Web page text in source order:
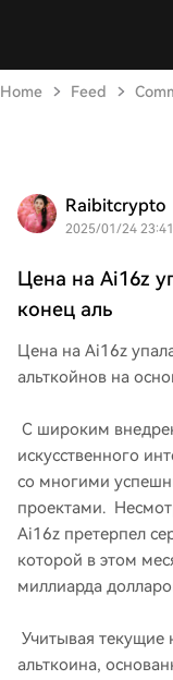
Home Feed
Raibitcrypto
2025/01/24 23:41
Цена на Ai16z
конец аль
Цена на Ai16z
альткойнов на
С широким
искусственного
со многими
проектами.
Ai16z претерпел
которой в этом
миллиарда
Учитывая текущие
альткоина,